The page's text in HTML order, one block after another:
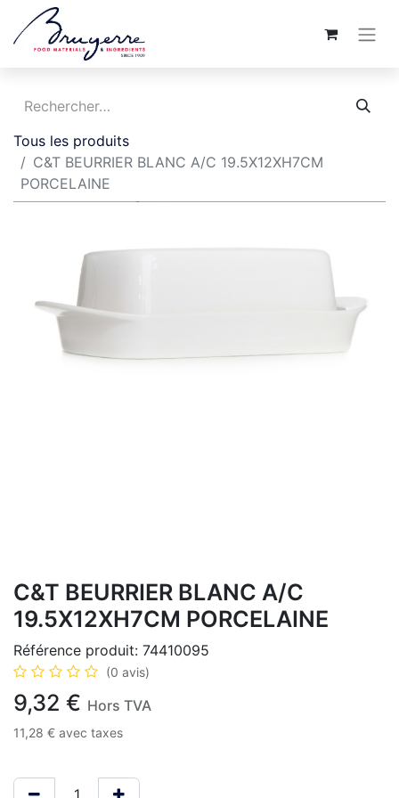
Tous les produits
C&T BEURRIER BLANC A/C 19.5X12XH7CM
PORCELAINE
C&T BEURRIER BLANC A/C
19.5X12XH7CM PORCELAINE
Référence produit: 74410095
(0 avis)
9,32 € Hors TVA
11,28 € avec taxes